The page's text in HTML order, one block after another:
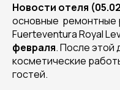
Новости отеля
основные ремонтные
Fuerteventura Royal
февраля. После этой
косметические
гостей.